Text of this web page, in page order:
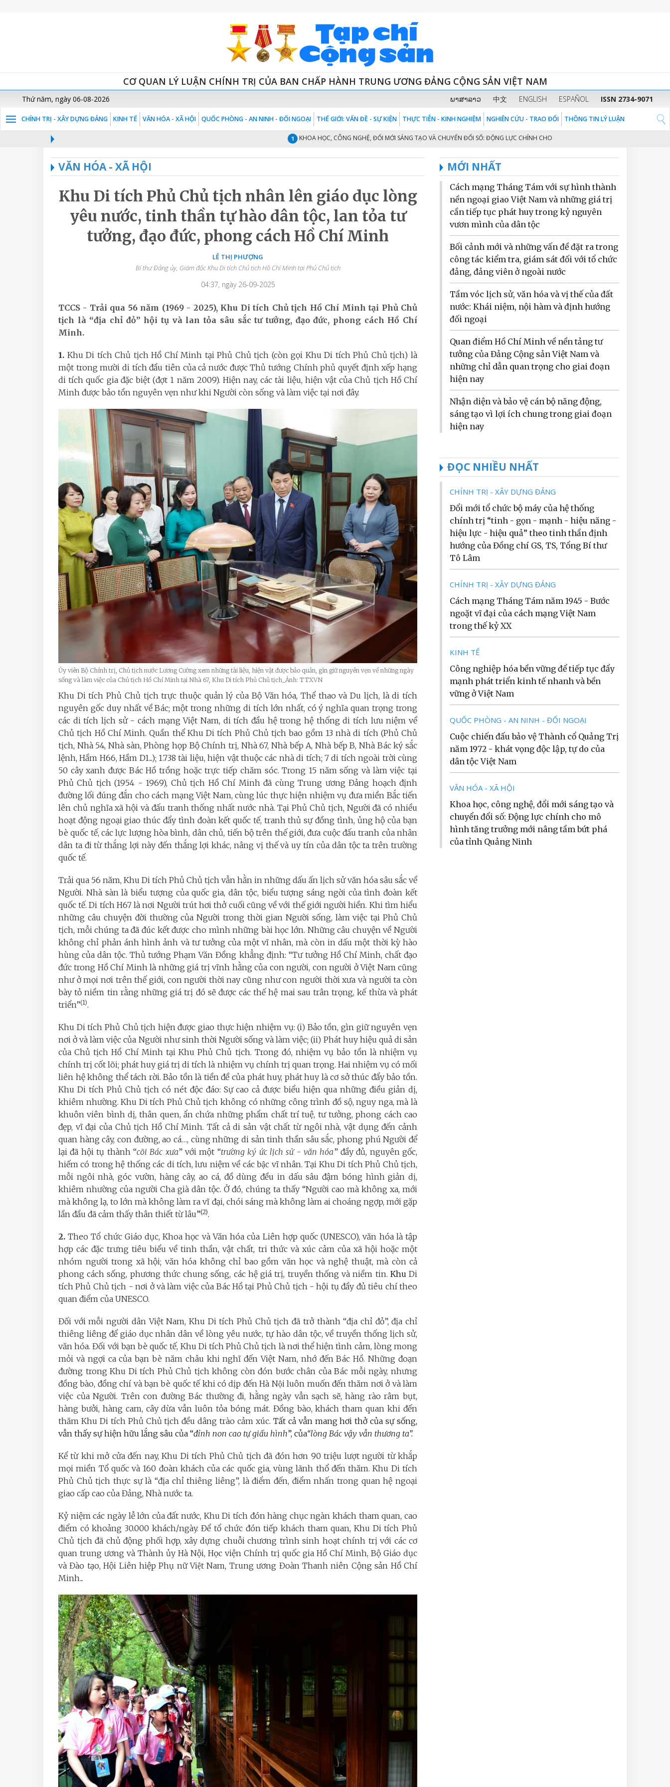
CƠ QUAN LÝ LUẬN CHÍNH TRỊ CỦA BAN CHẤP HÀNH TRUNG ƯƠNG ĐẢNG CỘNG SẢN VIỆT NAM
Thứ năm, ngày 06-08-2026 ພາສາລາວ 中文 ENGLISH ESPAÑOL ISSN 2734-9071
CHÍNH TRỊ - XÂY DỰNG ĐẢNG KINH TẾ VĂN HÓA - XÃ HỘI QUỐC PHÒNG - AN NINH - ĐỐI NGOẠI THẾ GIỚI: VẤN ĐỀ - SỰ KIỆN THỰC TIỄN - KINH NGHIỆM NGHIÊN CỨU - TRAO ĐỔI THÔNG TIN LÝ LUẬN
KHOA HỌC, CÔNG NGHỆ, ĐỔI MỚI SÁNG TẠO VÀ CHUYỂN ĐỔI SỐ: ĐỘNG LỰC CHÍNH CHO MÔ HÌNH TĂNG TRƯỞNG MỚI NÂNG TẦM BỨT
VĂN HÓA - XÃ HỘI
Khu Di tích Phủ Chủ tịch nhân lên giáo dục lòng
yêu nước, tinh thần tự hào dân tộc, lan tỏa tư
tưởng, đạo đức, phong cách Hồ Chí Minh
LÊ THỊ PHƯỢNG
Bí thư Đảng ủy, Giám đốc Khu Di tích Chủ tịch Hồ Chí Minh tại Phủ Chủ tịch
04:37, ngày 26-09-2025
TCCS - Trải qua 56 năm (1969 - 2025), Khu Di tích Chủ tịch Hồ Chí Minh tại Phủ Chủ
tịch là “địa chỉ đỏ” hội tụ và lan tỏa sâu sắc tư tưởng, đạo đức, phong cách Hồ Chí
Minh.
1. Khu Di tích Chủ tịch Hồ Chí Minh tại Phủ Chủ tịch (còn gọi Khu Di tích Phủ Chủ tịch) là
một trong mười di tích đầu tiên của cả nước được Thủ tướng Chính phủ quyết định xếp hạng
di tích quốc gia đặc biệt (đợt 1 năm 2009). Hiện nay, các tài liệu, hiện vật của Chủ tịch Hồ Chí
Minh được bảo tồn nguyên vẹn như khi Người còn sống và làm việc tại nơi đây.
Ủy viên Bộ Chính trị, Chủ tịch nước Lương Cường xem những tài liệu, hiện vật được bảo quản, gìn giữ nguyên vẹn về những ngày
sống và làm việc của Chủ tịch Hồ Chí Minh tại Nhà 67, Khu Di tích Phủ Chủ tịch_Ảnh: TTXVN
Khu Di tích Phủ Chủ tịch trực thuộc quản lý của Bộ Văn hóa, Thể thao và Du lịch, là di tích
nguyên gốc duy nhất về Bác; một trong những di tích lớn nhất, có ý nghĩa quan trọng trong
các di tích lịch sử - cách mạng Việt Nam, di tích đầu hệ trong hệ thống di tích lưu niệm về
Chủ tịch Hồ Chí Minh. Quần thể Khu Di tích Phủ Chủ tịch bao gồm 13 nhà di tích (Phủ Chủ
tịch, Nhà 54, Nhà sàn, Phòng họp Bộ Chính trị, Nhà 67, Nhà bếp A, Nhà bếp B, Nhà Bác ký sắc
lệnh, Hầm H66, Hầm D1...); 1.738 tài liệu, hiện vật thuộc các nhà di tích; 7 di tích ngoài trời cùng
50 cây xanh được Bác Hồ trồng hoặc trực tiếp chăm sóc. Trong 15 năm sống và làm việc tại
Phủ Chủ tịch (1954 - 1969), Chủ tịch Hồ Chí Minh đã cùng Trung ương Đảng hoạch định
đường lối đúng đắn cho cách mạng Việt Nam, cùng lúc thực hiện nhiệm vụ đưa miền Bắc tiến
lên chủ nghĩa xã hội và đấu tranh thống nhất nước nhà. Tại Phủ Chủ tịch, Người đã có nhiều
hoạt động ngoại giao thúc đẩy tình đoàn kết quốc tế, tranh thủ sự đồng tình, ủng hộ của bạn
bè quốc tế, các lực lượng hòa bình, dân chủ, tiến bộ trên thế giới, đưa cuộc đấu tranh của nhân
dân ta đi từ thắng lợi này đến thắng lợi khác, nâng vị thế và uy tín của dân tộc ta trên trường
quốc tế.
Trải qua 56 năm, Khu Di tích Phủ Chủ tịch vẫn hằn in những dấu ấn lịch sử văn hóa sâu sắc về
Người. Nhà sàn là biểu tượng của quốc gia, dân tộc, biểu tượng sáng ngời của tình đoàn kết
quốc tế. Di tích H67 là nơi Người trút hơi thở cuối cũng về với thế giới người hiền. Khi tìm hiểu
những câu chuyện đời thường của Người trong thời gian Người sống, làm việc tại Phủ Chủ
tịch, mỗi chúng ta đã đúc kết được cho mình những bài học lớn. Những câu chuyện về Người
không chỉ phản ánh hình ảnh và tư tưởng của một vĩ nhân, mà còn in dấu một thời kỳ hào
hùng của dân tộc. Thủ tướng Phạm Văn Đồng khẳng định: “Tư tưởng Hồ Chí Minh, chất đạo
đức trong Hồ Chí Minh là những giá trị vĩnh hằng của con người, con người ở Việt Nam cũng
như ở mọi nơi trên thế giới, con người thời nay cũng như con người thời xưa và người ta còn
bày tỏ niềm tin rằng những giá trị đó sẽ được các thế hệ mai sau trân trọng, kế thừa và phát
triển”(1).
Khu Di tích Phủ Chủ tịch hiện được giao thực hiện nhiệm vụ: (i) Bảo tồn, gìn giữ nguyên vẹn
nơi ở và làm việc của Người như sinh thời Người sống và làm việc; (ii) Phát huy hiệu quả di sản
của Chủ tịch Hồ Chí Minh tại Khu Phủ Chủ tịch. Trong đó, nhiệm vụ bảo tồn là nhiệm vụ
chính trị cốt lõi; phát huy giá trị di tích là nhiệm vụ chính trị quan trọng. Hai nhiệm vụ có mối
liên hệ không thể tách rời. Bảo tồn là tiền đề của phát huy, phát huy là cơ sở thúc đẩy bảo tồn.
Khu Di tích Phủ Chủ tịch có nét độc đáo: Sự cao cả được biểu hiện qua những điều giản dị,
khiêm nhường. Khu Di tích Phủ Chủ tịch không có những công trình đồ sộ, nguy nga, mà là
khuôn viên bình dị, thân quen, ẩn chứa những phẩm chất trí tuệ, tư tưởng, phong cách cao
đẹp, vĩ đại của Chủ tịch Hồ Chí Minh. Tất cả di sản vật chất từ ngôi nhà, vật dụng đến cảnh
quan hàng cây, con đường, ao cá…, cùng những di sản tinh thần sâu sắc, phong phú Người để
lại đã hội tụ thành “cõi Bác xưa” với một “trường ký ức lịch sử - văn hóa” đầy đủ, nguyên gốc,
hiếm có trong hệ thống các di tích, lưu niệm về các bậc vĩ nhân. Tại Khu Di tích Phủ Chủ tịch,
mỗi ngôi nhà, góc vườn, hàng cây, ao cá, đồ dùng đều in dấu sâu đậm bóng hình giản dị,
khiêm nhường của người Cha già dân tộc. Ở đó, chúng ta thấy “Người cao mà không xa, mới
mà không lạ, to lớn mà không làm ra vĩ đại, chói sáng mà không làm ai choáng ngợp, mới gặp
lần đầu đã cảm thấy thân thiết từ lâu”(2).
2.Theo Tổ chức Giáo dục, Khoa học và Văn hóa của Liên hợp quốc (UNESCO), văn hóa là tập
hợp các đặc trưng tiêu biểu về tinh thần, vật chất, tri thức và xúc cảm của xã hội hoặc một
nhóm người trong xã hội; văn hóa không chỉ bao gồm văn học và nghệ thuật, mà còn cả
phong cách sống, phương thức chung sống, các hệ giá trị, truyền thống và niềm tin. Khu Di
tích Phủ Chủ tịch - nơi ở và làm việc của Bác Hồ tại Phủ Chủ tịch - hội tụ đầy đủ tiêu chí theo
quan điểm của UNESCO.
Đối với mỗi người dân Việt Nam, Khu Di tích Phủ Chủ tịch đã trở thành “địa chỉ đỏ”, địa chỉ
thiêng liêng để giáo dục nhân dân về lòng yêu nước, tự hào dân tộc, về truyền thống lịch sử,
văn hóa. Đối với bạn bè quốc tế, Khu Di tích Phủ Chủ tịch là nơi thể hiện tình cảm, lòng mong
mỏi và ngợi ca của bạn bè năm châu khi nghĩ đến Việt Nam, nhớ đến Bác Hồ. Những đoạn
đường trong Khu Di tích Phủ Chủ tịch không còn đón bước chân của Bác mỗi ngày, nhưng
đồng bào, đồng chí và bạn bè quốc tế khi có dịp đến Hà Nội luôn muốn đến thăm nơi ở và làm
việc của Người. Trên con đường Bác thường đi, hằng ngày vẫn sạch sẽ, hàng rào râm bụt,
hàng bưởi, hàng cam, cây dừa vẫn luôn tỏa bóng mát. Đồng bào, khách tham quan khi đến
thăm Khu Di tích Phủ Chủ tịch đều dâng trào cảm xúc. Tất cả vẫn mang hơi thở của sự sống,
vẫn thấy sự hiện hữu lắng sâu của “đỉnh non cao tự giấu hình”, của“lòng Bác vậy vẫn thương ta”.
Kể từ khi mở cửa đến nay, Khu Di tích Phủ Chủ tịch đã đón hơn 90 triệu lượt người từ khắp
mọi miền Tổ quốc và 160 đoàn khách của các quốc gia, vùng lãnh thổ đến thăm. Khu Di tích
Phủ Chủ tịch thực sự là “địa chỉ thiêng liêng”, là điểm đến, điểm nhấn trong quan hệ ngoại
giao cấp cao của Đảng, Nhà nước ta.
Kỷ niệm các ngày lễ lớn của đất nước, Khu Di tích đón hàng chục ngàn khách tham quan, cao
điểm có khoảng 30.000 khách/ngày. Để tổ chức đón tiếp khách tham quan, Khu Di tích Phủ
Chủ tịch đã chủ động phối hợp, xây dựng chuỗi chương trình sinh hoạt chính trị với các cơ
quan trung ương và Thành ủy Hà Nội, Học viện Chính trị quốc gia Hồ Chí Minh, Bộ Giáo dục
và Đào tạo, Hội Liên hiệp Phụ nữ Việt Nam, Trung ương Đoàn Thanh niên Cộng sản Hồ Chí
Minh...
MỚI NHẤT
Cách mạng Tháng Tám với sự hình thành
nền ngoại giao Việt Nam và những giá trị
cần tiếp tục phát huy trong kỷ nguyên
vươn mình của dân tộc
Bối cảnh mới và những vấn đề đặt ra trong
công tác kiểm tra, giám sát đối với tổ chức
đảng, đảng viên ở ngoài nước
Tầm vóc lịch sử, văn hóa và vị thế của đất
nước: Khái niệm, nội hàm và định hướng
đối ngoại
Quan điểm Hồ Chí Minh về nền tảng tư
tưởng của Đảng Cộng sản Việt Nam và
những chỉ dẫn quan trọng cho giai đoạn
hiện nay
Nhận diện và bảo vệ cán bộ năng động,
sáng tạo vì lợi ích chung trong giai đoạn
hiện nay
ĐỌC NHIỀU NHẤT
CHÍNH TRỊ - XÂY DỰNG ĐẢNG
Đổi mới tổ chức bộ máy của hệ thống
chính trị “tinh - gọn - mạnh - hiệu năng -
hiệu lực - hiệu quả” theo tinh thần định
hướng của Đồng chí GS, TS, Tổng Bí thư
Tô Lâm
CHÍNH TRỊ - XÂY DỰNG ĐẢNG
Cách mạng Tháng Tám năm 1945 - Bước
ngoặt vĩ đại của cách mạng Việt Nam
trong thế kỷ XX
KINH TẾ
Công nghiệp hóa bền vững để tiếp tục đẩy
mạnh phát triển kinh tế nhanh và bền
vững ở Việt Nam
QUỐC PHÒNG - AN NINH - ĐỐI NGOẠI
Cuộc chiến đấu bảo vệ Thành cổ Quảng Trị
năm 1972 - khát vọng độc lập, tự do của
dân tộc Việt Nam
VĂN HÓA - XÃ HỘI
Khoa học, công nghệ, đổi mới sáng tạo và
chuyển đổi số: Động lực chính cho mô
hình tăng trưởng mới nâng tầm bứt phá
của tỉnh Quảng Ninh